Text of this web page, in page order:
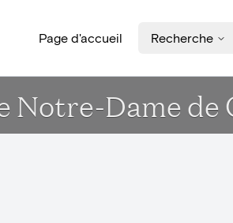
Page d'accueil Recherche
Notre-Dame de